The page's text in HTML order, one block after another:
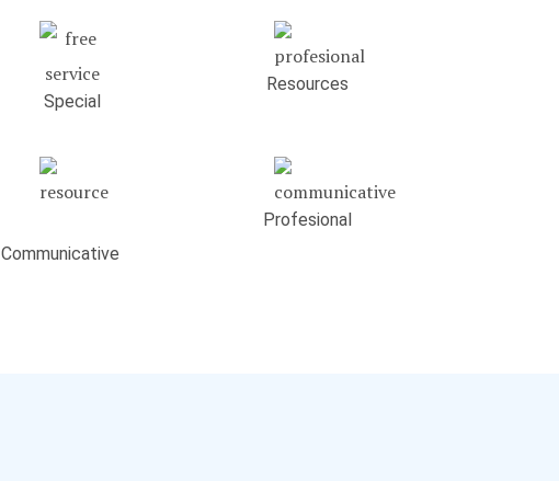
Special
Resources
Communicative
Profesional